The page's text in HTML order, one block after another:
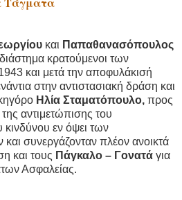
και Παπαθανασόπουλος
κρατούμενοι των
και μετά την αποφυλάκισή
στην αντιστασιακή δράση και
Ηλία Σταματόπουλο, προς
αντιμετώπισης του
εν όψει των
και συνεργάζονταν πλέον ανοικτά
και τους Πάγκαλο – Γονατά για
Ασφαλείας.